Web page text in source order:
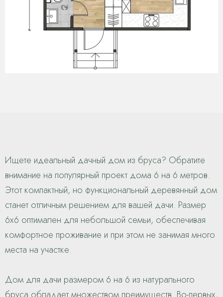
Ищете идеальный дачный дом из бруса? Обратите
внимание на популярный проект дома 6 на 6 метров.
Этот компактный, но функциональный деревянный дом
станет отличным решением для вашей дачи. Размер
6х6 оптимален для небольшой семьи, обеспечивая
комфортное проживание и при этом не занимая много
места на участке.
Дом для дачи размером 6 на 6 из натурального